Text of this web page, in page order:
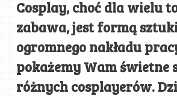
Cosplay, choć dla wielu
zabawa, jest formą
ogromnego nakładu
pokażemy Wam świetne
różnych cosplayerów.